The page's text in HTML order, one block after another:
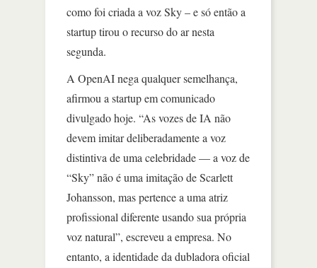
como foi criada a voz Sky – e só então a
startup tirou o recurso do ar nesta
segunda.
A OpenAI nega qualquer semelhança,
afirmou a startup em comunicado
divulgado hoje. “As vozes de IA não
devem imitar deliberadamente a voz
distintiva de uma celebridade — a voz de
“Sky” não é uma imitação de Scarlett
Johansson, mas pertence a uma atriz
profissional diferente usando sua própria
voz natural”, escreveu a empresa. No
entanto, a identidade da dubladora oficial